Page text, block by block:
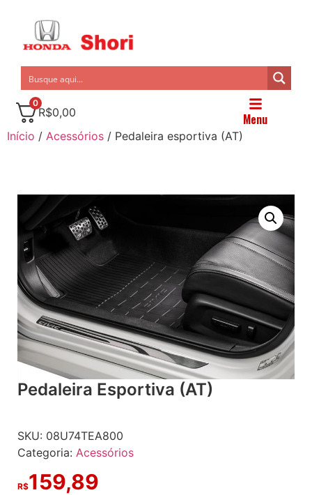
0
R$0,00 Menu
Início / Acessórios / Pedaleira esportiva (AT)
Pedaleira Esportiva (AT)
SKU: 08U74TEA800
Categoria: Acessórios
R$159,89